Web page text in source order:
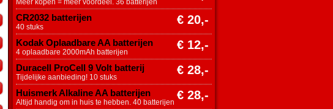
Meer kopen = meer voordeel. 36 batterijen
CR2032 batterijen € 20,-
40 stuks
Kodak Oplaadbare AA batterijen € 12,-
4 oplaadbare 2000mAh batterijen
Duracell ProCell 9 Volt batterij € 28,-
Tijdelijke aanbieding! 10 stuks
Huismerk Alkaline AA batterijen € 28,-
Altijd handig om in huis te hebben. 40 batterijen